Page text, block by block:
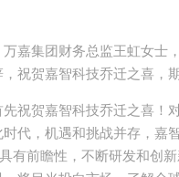
嘉集团财务总监王虹女士
祝贺嘉智科技乔迁之喜，
祝贺嘉智科技乔迁之喜！
代，机遇和挑战并存，嘉
有前瞻性，不断研发和创